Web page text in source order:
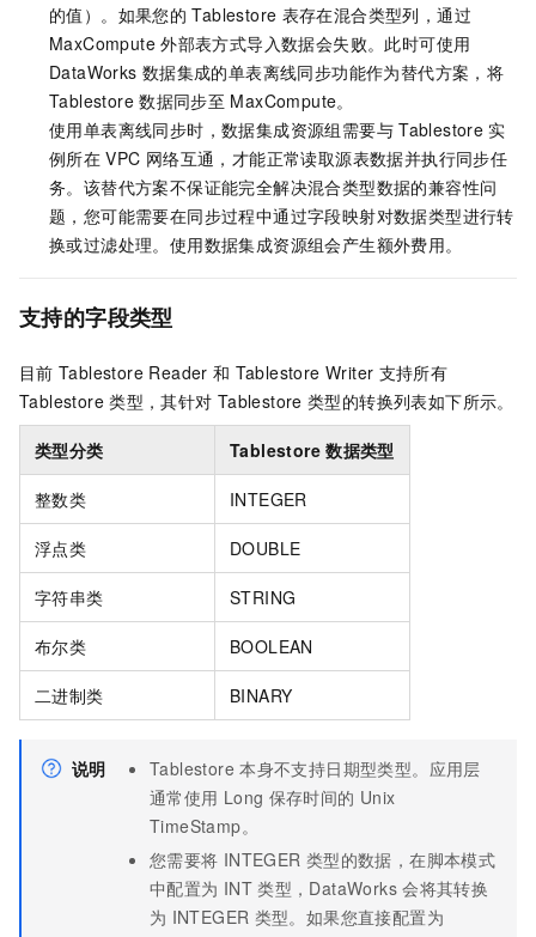
的值）。如果您的 Tablestore 表存在混合类型列，通过
MaxCompute 外部表方式导入数据会失败。此时可使用
DataWorks 数据集成的单表离线同步功能作为替代方案，将
Tablestore 数据同步至 MaxCompute。
使用单表离线同步时，数据集成资源组需要与 Tablestore 实
例所在 VPC 网络互通，才能正常读取源表数据并执行同步任
务。该替代方案不保证能完全解决混合类型数据的兼容性问
题，您可能需要在同步过程中通过字段映射对数据类型进行转
换或过滤处理。使用数据集成资源组会产生额外费用。
支持的字段类型
目前 Tablestore Reader 和 Tablestore Writer 支持所有
Tablestore 类型，其针对 Tablestore 类型的转换列表如下所示。
类型分类 Tablestore 数据类型
整数类 INTEGER
浮点类 DOUBLE
字符串类 STRING
布尔类 BOOLEAN
二进制类 BINARY
说明 Tablestore 本身不支持日期型类型。应用层
通常使用 Long 保存时间的 Unix
TimeStamp。
您需要将 INTEGER 类型的数据，在脚本模式
中配置为 INT 类型，DataWorks 会将其转换
为 INTEGER 类型。如果您直接配置为